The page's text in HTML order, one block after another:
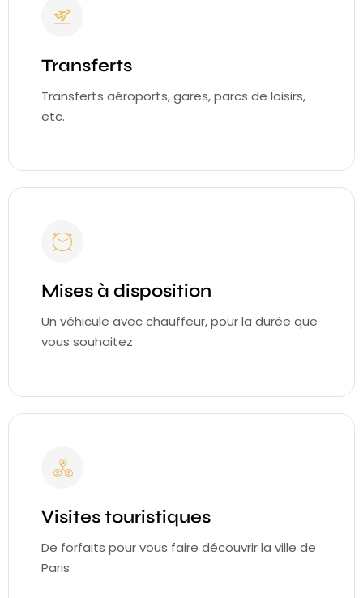
Transferts
Transferts aéroports, gares, parcs de loisirs,
etc.
Mises à disposition
Un véhicule avec chauffeur, pour la durée que
vous souhaitez
Visites touristiques
De forfaits pour vous faire découvrir la ville de
Paris